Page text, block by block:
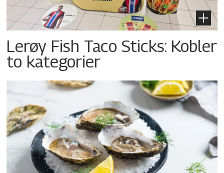
Lerøy Fish Taco Sticks: Kobler
to kategorier